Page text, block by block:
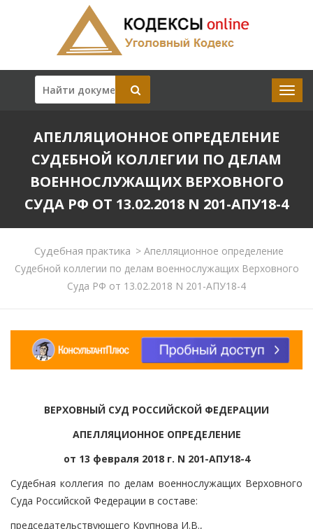
АПЕЛЛЯЦИОННОЕ ОПРЕДЕЛЕНИЕ
СУДЕБНОЙ КОЛЛЕГИИ ПО ДЕЛАМ
ВОЕННОСЛУЖАЩИХ ВЕРХОВНОГО
СУДА РФ ОТ 13.02.2018 N 201-АПУ18-4
Судебная практика > Апелляционное определение
Судебной коллегии по делам военнослужащих Верховного
Суда РФ от 13.02.2018 N 201-АПУ18-4
ВЕРХОВНЫЙ СУД РОССИЙСКОЙ ФЕДЕРАЦИИ
АПЕЛЛЯЦИОННОЕ ОПРЕДЕЛЕНИЕ
от 13 февраля 2018 г. N 201-АПУ18-4
Судебная коллегия по делам военнослужащих Верховного
Суда Российской Федерации в составе:
председательствующего Крупнова И.В.,